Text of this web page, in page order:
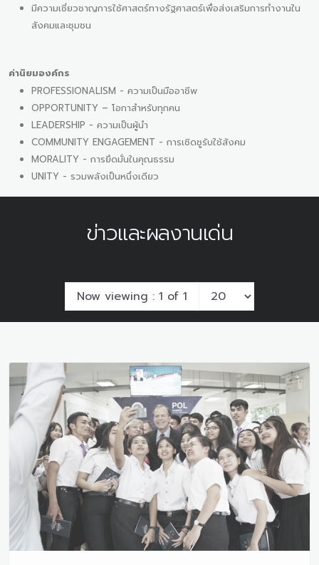
มีความเชี่ยวชาญการใช้ศาสตร์ทางรัฐศาสตร์เพื่อส่งเสริมการทำงานใน
สังคมและชุมชน
ค่านิยมองค์กร
PROFESSIONALISM - ความเป็นมืออาชีพ
OPPORTUNITY – โอกาสำหรับทุกคน
LEADERSHIP - ความเป็นผู้นำ
COMMUNITY ENGAGEMENT - การเชิดชูรับใช้สังคม
MORALITY - การยึดมั่นในคุณธรรม
UNITY - รวมพลังเป็นหนึ่งเดียว
ข่าวและผลงานเด่น
Now viewing : 1 of 1